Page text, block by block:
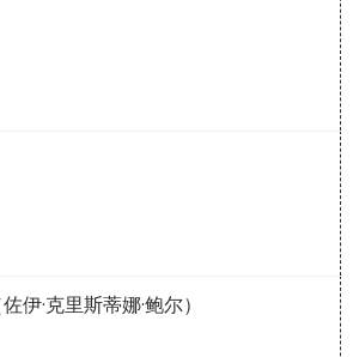
伊·克里斯蒂娜·鲍尔）